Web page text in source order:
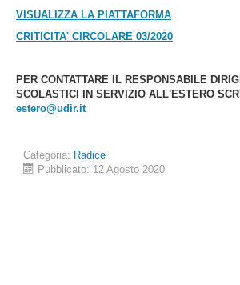
VISUALIZZA LA PIATTAFORMA
CRITICITA' CIRCOLARE 03/2020
PER CONTATTARE IL RESPONSABILE
SCOLASTICI
IN SERVIZIO ALL'ESTERO
estero@udir.it
Categoria: Radice
Pubblicato: 12 Agosto 2020